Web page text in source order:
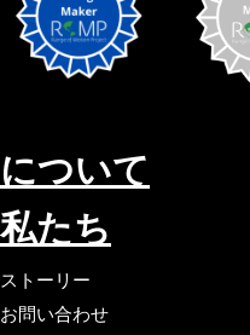
について
私たち
ストーリー
お問い合わせ